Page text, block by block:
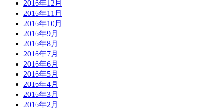
2016年12月
2016年11月
2016年10月
2016年9月
2016年8月
2016年7月
2016年6月
2016年5月
2016年4月
2016年3月
2016年2月